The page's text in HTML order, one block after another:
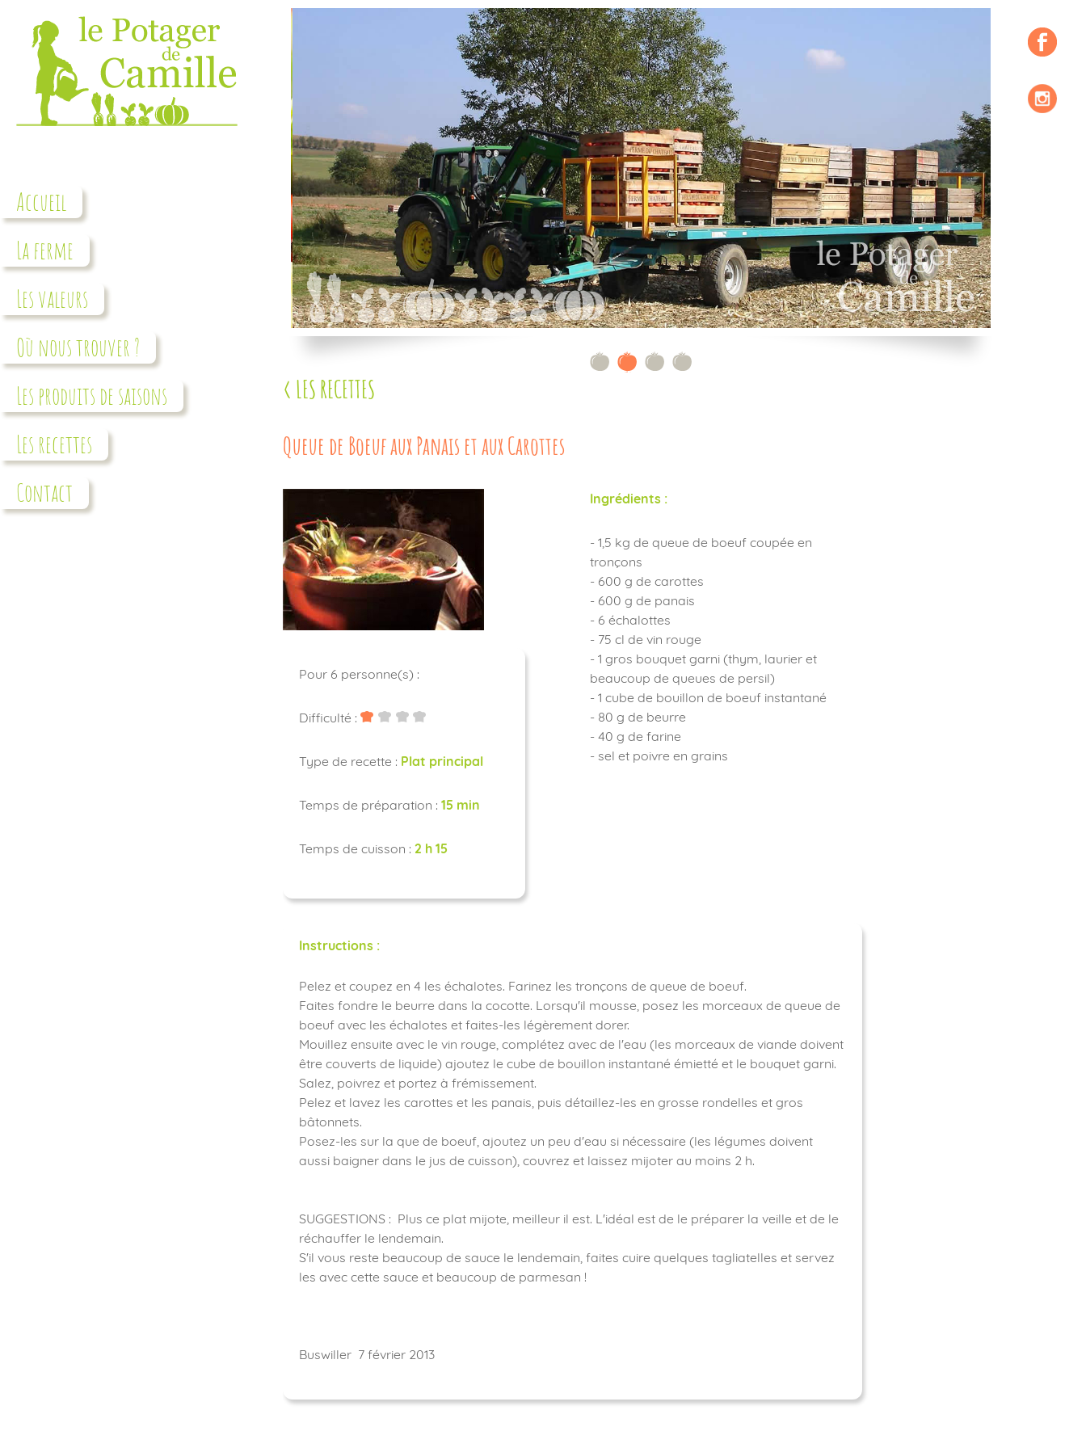
Accueil
La ferme
Les valeurs
Où nous trouver ?
Les produits de saisons
Les recettes
Contact
< LES RECETTES
Queue de Boeuf aux Panais et aux Carottes
Pour 6 personne(s) :
Difficulté :
Type de recette : Plat principal
Temps de préparation : 15 min
Temps de cuisson : 2 h 15
Ingrédients :
- 1,5 kg de queue de boeuf coupée en
tronçons
- 600 g de carottes
- 600 g de panais
- 6 échalottes
- 75 cl de vin rouge
- 1 gros bouquet garni (thym, laurier et
beaucoup de queues de persil)
- 1 cube de bouillon de boeuf instantané
- 80 g de beurre
- 40 g de farine
- sel et poivre en grains
Instructions :
Pelez et coupez en 4 les échalotes. Farinez les tronçons de queue de boeuf.
Faites fondre le beurre dans la cocotte. Lorsqu'il mousse, posez les morceaux de queue de
boeuf avec les échalotes et faites-les légèrement dorer.
Mouillez ensuite avec le vin rouge, complétez avec de l'eau (les morceaux de viande doivent
être couverts de liquide) ajoutez le cube de bouillon instantané émietté et le bouquet garni.
Salez, poivrez et portez à frémissement.
Pelez et lavez les carottes et les panais, puis détaillez-les en grosse rondelles et gros
bâtonnets.
Posez-les sur la que de boeuf, ajoutez un peu d'eau si nécessaire (les légumes doivent
aussi baigner dans le jus de cuisson), couvrez et laissez mijoter au moins 2 h.
SUGGESTIONS : Plus ce plat mijote, meilleur il est. L'idéal est de le préparer la veille et de le
réchauffer le lendemain.
S'il vous reste beaucoup de sauce le lendemain, faites cuire quelques tagliatelles et servez
les avec cette sauce et beaucoup de parmesan !
Buswiller 7 février 2013